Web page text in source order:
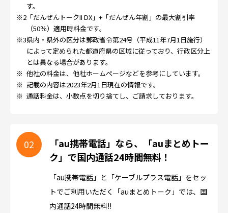
す。
※2 「だんぜんトークII DX」+「だんぜん年割」の最大割引率
（50％）適用時料金です。
※3県内・県外の区分は郵政省令第24号（平成11年7月1日施行）
によって定められた都道府県の区域に従っており、行政区分上
とは異なる場合があります。
※ 他社の料金は、他社ホームページなどを参考にしています。
※ 記載の内容は2023年2月1日現在の情報です。
※ 通話料金は、小数点を切り捨てし、ご請求しております。
「au携帯電話」なら、「auまとめトー
ク」で国内通話24時間無料！
「au携帯電話」と「ケーブルプラス電話」をセッ
トでご利用いただく「auまとめトーク」では、国
内通話24時間無料!!